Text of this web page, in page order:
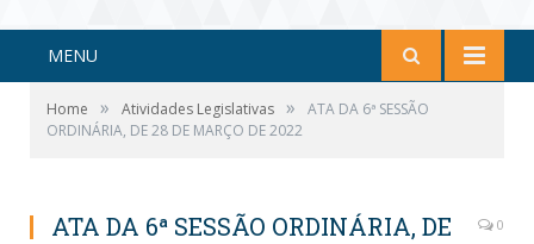
MENU
Home » Atividades Legislativas »
ATA DA 6ª SESSÃO
ORDINÁRIA, DE 28 DE MARÇO DE 2022
ATA DA 6ª SESSÃO ORDINÁRIA, DE
0